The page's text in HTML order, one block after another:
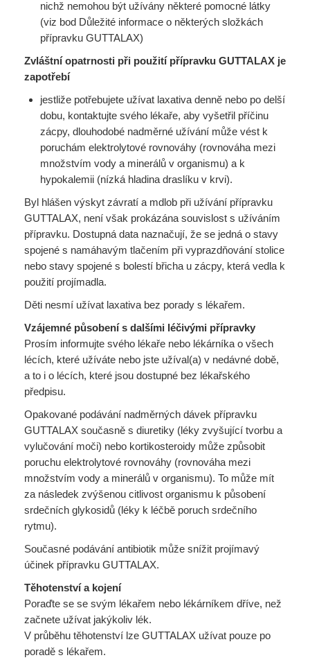
nichž nemohou být užívány některé pomocné látky
(viz bod Důležité informace o některých složkách
přípravku GUTTALAX)
Zvláštní opatrnosti při použití přípravku GUTTALAX je
zapotřebí
jestliže potřebujete užívat laxativa denně nebo po delší
dobu, kontaktujte svého lékaře, aby vyšetřil příčinu
zácpy, dlouhodobé nadměrné užívání může vést k
poruchám elektrolytové rovnováhy (rovnováha mezi
množstvím vody a minerálů v organismu) a k
hypokalemii (nízká hladina draslíku v krvi).
Byl hlášen výskyt závratí a mdlob při užívání přípravku
GUTTALAX, není však prokázána souvislost s užíváním
přípravku. Dostupná data naznačují, že se jedná o stavy
spojené s namáhavým tlačením při vyprazdňování stolice
nebo stavy spojené s bolestí břicha u zácpy, která vedla k
použití projímadla.
Děti nesmí užívat laxativa bez porady s lékařem.
Vzájemné působení s dalšími léčivými přípravky
Prosím informujte svého lékaře nebo lékárníka o všech
lécích, které užíváte nebo jste užíval(a) v nedávné době,
a to i o lécích, které jsou dostupné bez lékařského
předpisu.
Opakované podávání nadměrných dávek přípravku
GUTTALAX současně s diuretiky (léky zvyšující tvorbu a
vylučování moči) nebo kortikosteroidy může způsobit
poruchu elektrolytové rovnováhy (rovnováha mezi
množstvím vody a minerálů v organismu). To může mít
za následek zvýšenou citlivost organismu k působení
srdečních glykosidů (léky k léčbě poruch srdečního
rytmu).
Současné podávání antibiotik může snížit projímavý
účinek přípravku GUTTALAX.
Těhotenství a kojení
Poraďte se se svým lékařem nebo lékárníkem dříve, než
začnete užívat jakýkoliv lék.
V průběhu těhotenství lze GUTTALAX užívat pouze po
poradě s lékařem.